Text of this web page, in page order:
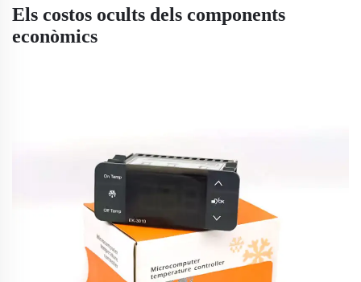
Els costos ocults dels components
econòmics